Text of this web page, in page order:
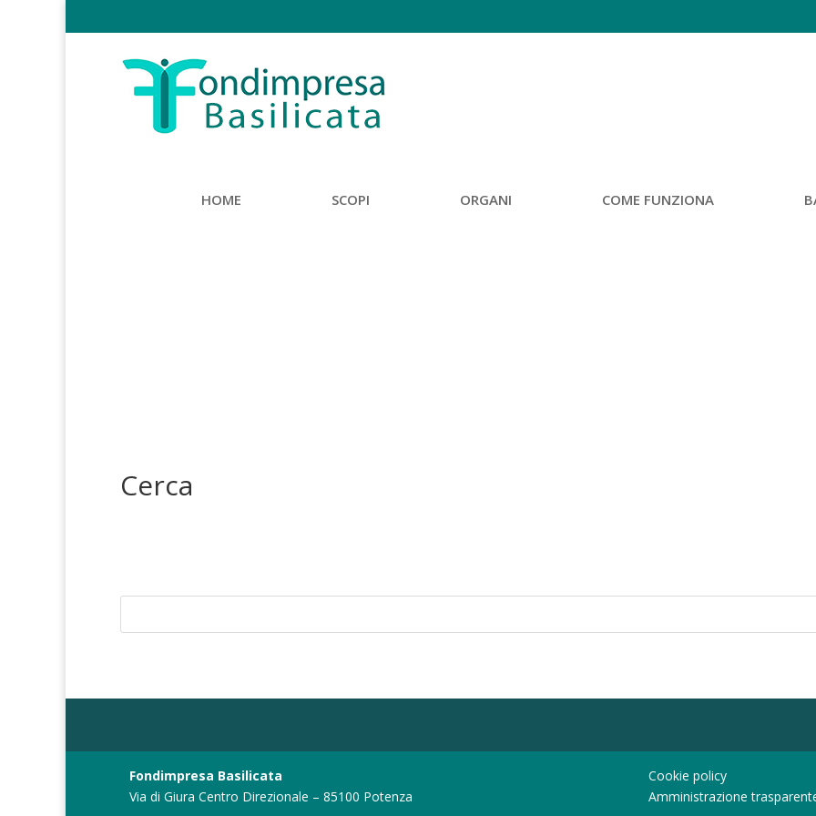
HOME SCOPI ORGANI COME FUNZIONA
Cerca
Fondimpresa Basilicata
Via di Giura Centro Direzionale – 85100 Potenza
Cookie policy
Amministrazione